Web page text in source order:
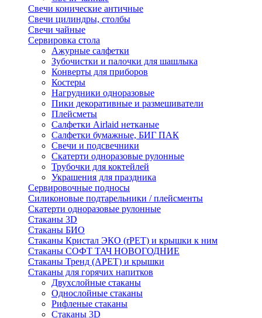
Свечи конические античные
Свечи цилиндры, столбы
Свечи чайные
Сервировка стола
Ажурные салфетки
Зубочистки и палочки для шашлыка
Конверты для приборов
Костеры
Нагрудники одноразовые
Пики декоративные и размешиватели
Плейсметы
Салфетки Airlaid нетканые
Салфетки бумажные, БИГ ПАК
Свечи и подсвечники
Скатерти одноразовые рулонные
Трубочки для коктейлей
Украшения для праздника
Сервировочные подносы
Силиконовые подтарельники / плейсменты
Скатерти одноразовые рулонные
Стаканы 3D
Стаканы БИО
Стаканы Кристал ЭКО (rPET) и крышки к ним
Стаканы СОФТ ТАЧ НОВОГОДНИЕ
Стаканы Тренд (APET) и крышки
Стаканы для горячих напитков
Двухслойные стаканы
Однослойные стаканы
Рифленые стаканы
Стаканы 3D